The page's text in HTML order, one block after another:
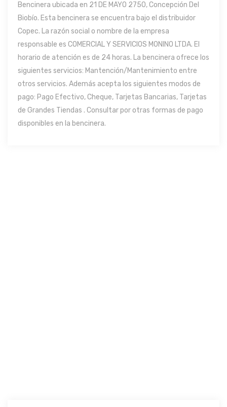
Bencinera ubicada en 21 DE MAYO 2750, Concepción Del
Biobío. Esta bencinera se encuentra bajo el distribuidor
Copec. La razón social o nombre de la empresa
responsable es COMERCIAL Y SERVICIOS MONINO LTDA. El
horario de atención es de 24 horas. La bencinera ofrece los
siguientes servicios: Mantención/Mantenimiento entre
otros servicios. Además acepta los siguientes modos de
pago: Pago Efectivo, Cheque, Tarjetas Bancarias, Tarjetas
de Grandes Tiendas . Consultar por otras formas de pago
disponibles en la bencinera.